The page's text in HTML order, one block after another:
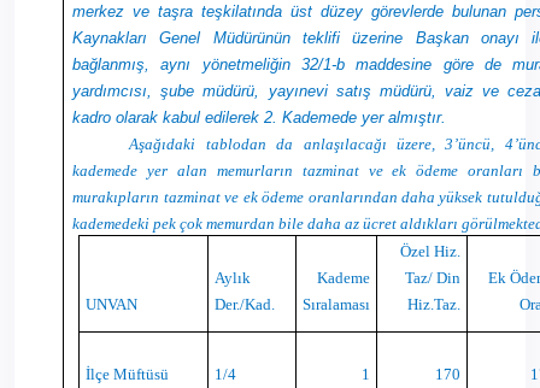
merkez ve taşra teşkilatında üst düzey görevlerde bulunan
Kaynakları Genel Müdürünün teklifi üzerine Başkan onayı
bağlanmış, aynı yönetmeliğin 32/1-b maddesine göre de
yardımcısı, şube müdürü, yayınevi satış müdürü, vaiz ve
kadro olarak kabul edilerek 2. Kademede yer almıştır.
Aşağıdaki tablodan da anlaşılacağı üzere, 3’üncü,
kademede yer alan memurların tazminat ve ek ödeme oranları
murakıpların tazminat ve ek ödeme oranlarından daha yüksek
kademedeki pek çok memurdan bile daha az ücret aldıkları
UNVAN
Aylık
Der./Kad.
Kademe
Sıralaması
Özel Hiz.
Taz/ Din
Hiz.Taz.
Ek
İlçe Müftüsü 1/4 1 170